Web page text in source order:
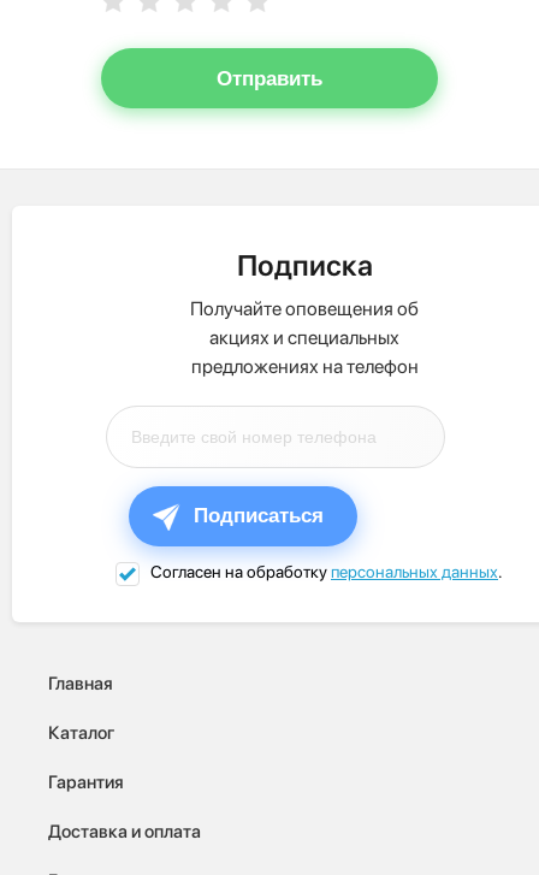
Отправить
Подписка
Получайте оповещения об
акциях и специальных
предложениях на телефон
Подписаться
Согласен на обработкуперсональных данных.
Главная
Каталог
Гарантия
Доставка и оплата